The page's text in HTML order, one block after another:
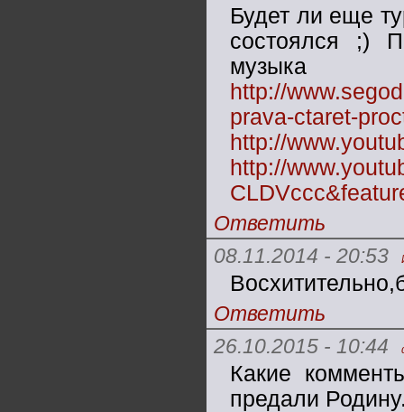
Будет ли еще
состоялся ;)
http://
prava-ctaret-
http://
http://
Ответить
08.11.2014 - 20:53
Ответить
26.10.2015 - 10:44
Какие
предали